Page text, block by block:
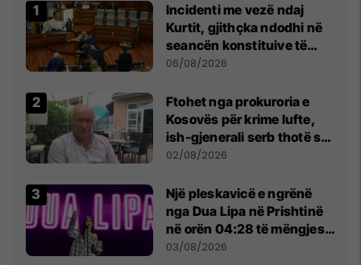
Incidenti me vezë ndaj
Kurtit, gjithçka ndodhi në
seancën konstituive të
Kuvendit
06/08/2026
Ftohet nga prokuroria e
Kosovës për krime lufte,
ish-gjenerali serb thotë se
dikush e tradhtoi në
02/08/2026
Një pleskavicë e ngrënë
nga Dua Lipa në Prishtinë
në orën 04:28 të mëngjesit
- dhe bota digjitale serbe
03/08/2026